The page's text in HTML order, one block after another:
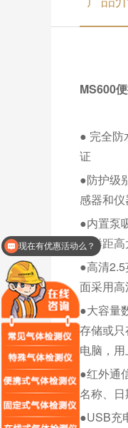
MS600
● 完全防
证
●防护级
感器和仪
●内置泵
采样距高
●高清
面采用
●大容量
存储或
电脑，
●红外通
名称、
●USB充
可以介绍下你们的产品么？
现在有优惠活动么？